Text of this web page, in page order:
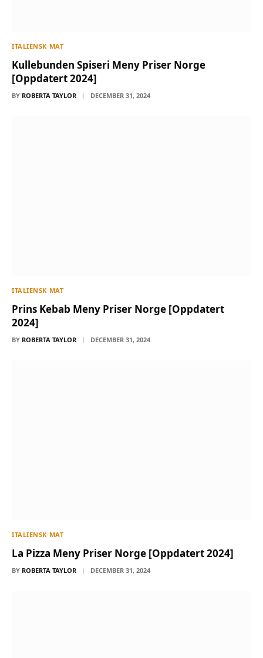
ITALIENSK MAT
Kullebunden Spiseri Meny Priser Norge
[Oppdatert 2024]
BY ROBERTA TAYLOR DECEMBER 31, 2024
ITALIENSK MAT
Prins Kebab Meny Priser Norge [Oppdatert
2024]
BY ROBERTA TAYLOR DECEMBER 31, 2024
ITALIENSK MAT
La Pizza Meny Priser Norge [Oppdatert 2024]
BY ROBERTA TAYLOR DECEMBER 31, 2024